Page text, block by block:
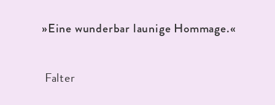
»Eine wunderbar launige Hommage.«
Falter